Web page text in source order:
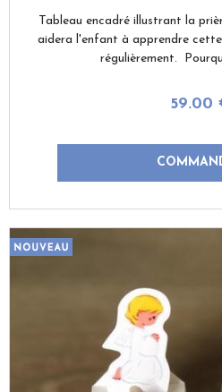
59.00
Tableau encadré illustrant la
aidera l'enfant à apprendre
régulièrement.